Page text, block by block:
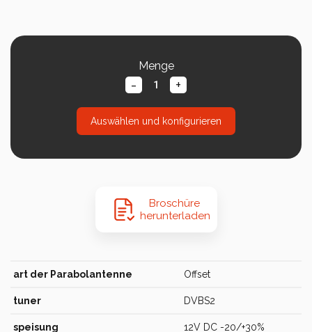
Menge
- +
Auswählen und konfigurieren
Broschüre
herunterladen
art der Parabolantenne Offset
tuner DVBS2
speisung 12V DC -20/+30%